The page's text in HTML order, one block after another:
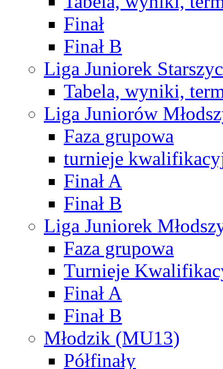
Finał
Finał B
Liga Juniorek
Tabela, wyniki,
Liga Juniorów
Faza grupowa
turnieje
Finał A
Finał B
Liga Juniorek
Faza grupowa
Turnieje
Finał A
Finał B
Młodzik (MU13)
Półfinały